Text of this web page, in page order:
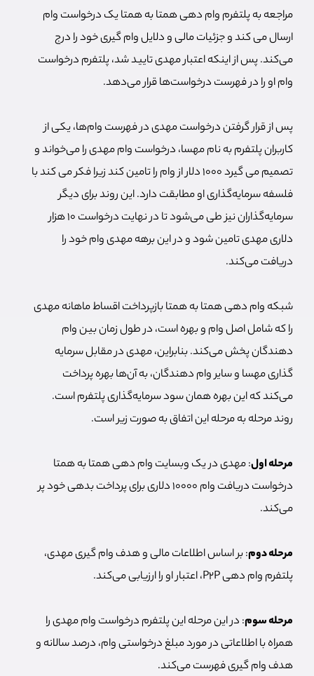
مراجعه به پلتفرم وام دهی همتا به همتا یک درخواست وام
ارسال می کند و جزئیات مالی و دلایل وام گیری خود را درج
می‌کند. پس از اینکه اعتبار مهدی تایید شد، پلتفرم درخواست
وام او را در فهرست درخواست‌ها قرار می‌دهد.
پس از قرار گرفتن درخواست مهدی در فهرست وام‌ها، یکی از
کاربران پلتفرم به نام مهسا، درخواست وام مهدی را می‌خواند و
تصمیم می گیرد 1000 دلار از وام را تامین کند زیرا فکر می کند با
فلسفه سرمایه‌گذاری او مطابقت دارد. این روند برای دیگر
سرمایه‌گذاران نیز طی می‌شود تا در نهایت درخواست 10 هزار
دلاری مهدی تامین شود و در این برهه مهدی وام خود را
دریافت می‌کند.
شبکه وام دهی همتا به همتا بازپرداخت اقساط ماهانه مهدی
را که شامل اصل وام و بهره است، در طول زمان بین وام
دهندگان پخش می‌کند. بنابراین، مهدی در مقابل سرمایه
گذاری مهسا و سایر وام دهندگان، به آن‌ها بهره پرداخت
می‌کند که این بهره همان سود سرمایه‌گذاری پلتفرم است.
روند مرحله به مرحله این اتفاق به صورت زیر است.
مرحله اول: مهدی در یک وبسایت وام دهی همتا به همتا
درخواست دریافت وام 10000 دلاری برای پرداخت بدهی خود پر
می‌کند.
مرحله دوم: بر اساس اطلاعات مالی و هدف وام گیری مهدی،
پلتفرم وام دهی P2P، اعتبار او را ارزیابی می‌کند.
مرحله سوم: در این مرحله این پلتفرم درخواست وام مهدی را
همراه با اطلاعاتی در مورد مبلغ درخواستی وام، درصد سالانه و
هدف وام گیری فهرست می‌کند.